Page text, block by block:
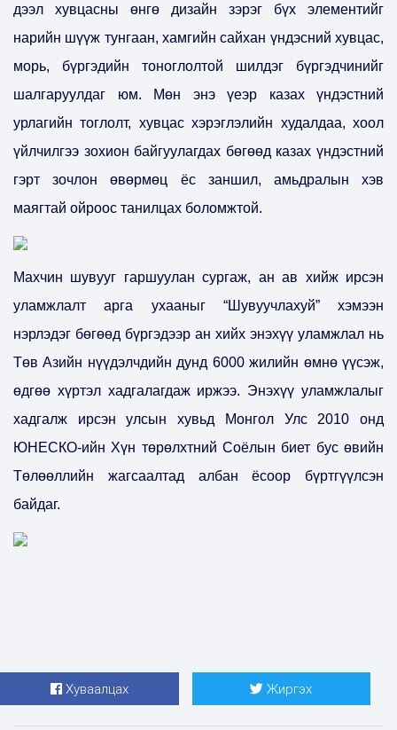
дээл хувцасны өнгө дизайн зэрэг бүх элементийг
нарийн шүүж тунгаан, хамгийн сайхан үндэсний хувцас,
морь, бүргэдийн тоноглолтой шилдэг бүргэдчинийг
шалгаруулдаг юм. Мөн энэ үеэр казах үндэстний
урлагийн тоглолт, хувцас хэрэглэлийн худалдаа, хоол
үйлчилгээ зохион байгуулагдах бөгөөд казах үндэстний
гэрт зочлон өвөрмөц ёс заншил, амьдралын хэв
маягтай ойроос танилцах боломжтой.
Махчин шувууг гаршуулан сургаж, ан ав хийж ирсэн
уламжлалт арга ухааныг “Шувуучлахуй” хэмээн
нэрлэдэг бөгөөд бүргэдээр ан хийх энэхүү уламжлал нь
Төв Азийн нүүдэлчдийн дунд 6000 жилийн өмнө үүсэж,
өдгөө хүртэл хадгалагдаж иржээ. Энэхүү уламжлалыг
хадгалж ирсэн улсын хувьд Монгол Улс 2010 онд
ЮНЕСКО-ийн Хүн төрөлхтний Соёлын биет бус өвийн
Төлөөллийн жагсаалтад албан ёсоор бүртгүүлсэн
байдаг.
Хуваалцах Жиргэх